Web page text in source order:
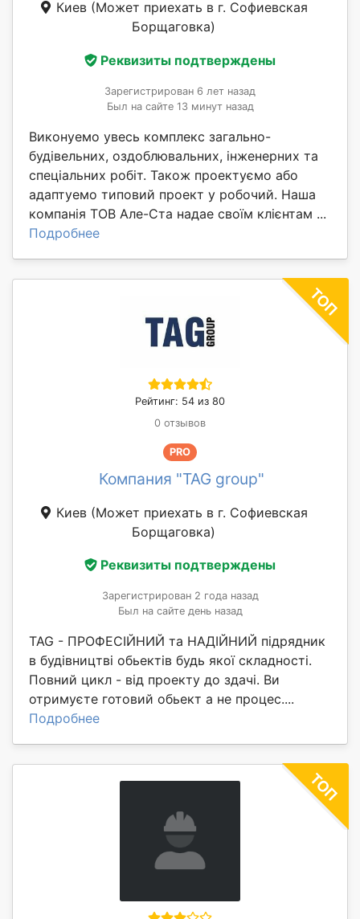
Киев (Может приехать в г. Софиевская
Борщаговка)
Реквизиты подтверждены
Зарегистрирован 6 лет назад
Был на сайте 13 минут назад
Виконуемо увесь комплекс загально-
будівельних, оздоблювальних, інженерних та
спеціальних робіт. Також проектуємо або
адаптуемо типовий проект у робочий. Наша
компанія ТОВ Але-Ста надае своїм клієнтам ...
Подробнее
Рейтинг: 54 из 80
0 отзывов
PRO
Компания "TAG group"
Киев (Может приехать в г. Софиевская
Борщаговка)
Реквизиты подтверждены
Зарегистрирован 2 года назад
Был на сайте день назад
TAG - ПРОФЕСІЙНИЙ та НАДІЙНИЙ підрядник
в будівництві обьектів будь якої складності.
Повний цикл - від проекту до здачі. Ви
отримуєте готовий обьект а не процес....
Подробнее